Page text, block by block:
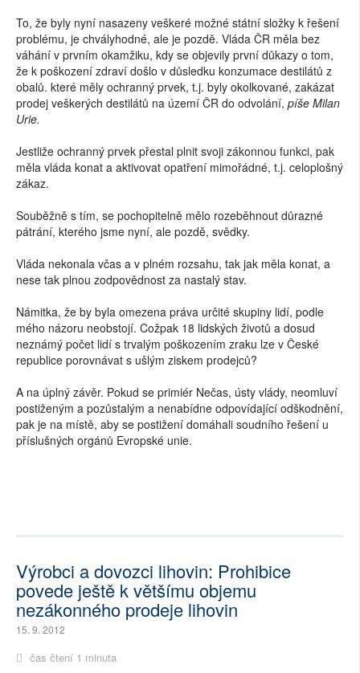
To, že byly nyní nasazeny veškeré možné státní složky k řešení
problému, je chvályhodné, ale je pozdě. Vláda ČR měla bez
váhání v prvním okamžiku, kdy se objevily první důkazy o tom,
že k poškození zdraví došlo v důsledku konzumace destilátů z
obalů. které měly ochranný prvek, t.j. byly okolkované, zakázat
prodej veškerých destilátů na území ČR do odvolání, píše Milan
Urie.
Jestliže ochranný prvek přestal plnit svoji zákonnou funkci, pak
měla vláda konat a aktivovat opatření mimořádné, t.j. celoplošný
zákaz.
Souběžně s tím, se pochopitelně mělo rozeběhnout důrazné
pátrání, kterého jsme nyní, ale pozdě, svědky.
Vláda nekonala včas a v plném rozsahu, tak jak měla konat, a
nese tak plnou zodpovědnost za nastalý stav.
Námitka, že by byla omezena práva určité skupiny lidí, podle
mého názoru neobstojí. Cožpak 18 lidských životů a dosud
neznámý počet lidí s trvalým poškozením zraku lze v České
republice porovnávat s ušlým ziskem prodejců?
A na úplný závěr. Pokud se primiér Nečas, ústy vlády, neomluví
postiženým a pozůstalým a nenabídne odpovídající odškodnění,
pak je na místě, aby se postižení domáhali soudního řešení u
příslušných orgánů Evropské unie.
Výrobci a dovozci lihovin: Prohibice
povede ještě k většímu objemu
nezákonného prodeje lihovin
15. 9. 2012
čas čtení 1 minuta